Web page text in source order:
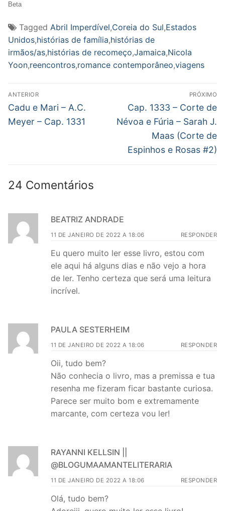
Beta
Tagged Abril Imperdível,Coreia do Sul,Estados
Unidos,histórias de família,histórias de
irmãos/as,histórias de recomeço,Jamaica,Nicola
Yoon,reencontros,romance contemporâneo,viagens
Navegação
de
Post
ANTERIOR
Post
anterior:
Cadu e Mari – A.C.
Meyer – Cap. 1331
PRÓXIMO
Próximo
post:
Cap. 1333 – Corte de
Névoa e Fúria – Sarah J.
Maas (Corte de
Espinhos e Rosas #2)
24 Comentários
BEATRIZ ANDRADE
11 DE JANEIRO DE 2022 A 18:06 RESPONDER
Eu quero muito ler esse livro, estou com
ele aqui há alguns dias e não vejo a hora
de ler. Tenho certeza que será uma leitura
incrível.
PAULA SESTERHEIM
11 DE JANEIRO DE 2022 A 18:06 RESPONDER
Oii, tudo bem?
Não conhecia o livro, mas a premissa e tua
resenha me fizeram ficar bastante curiosa.
Parece ser muito bom e extremamente
marcante, com certeza vou ler!
RAYANNI KELLSIN ||
@BLOGUMAAMANTELITERARIA
11 DE JANEIRO DE 2022 A 18:06 RESPONDER
Olá, tudo bem?